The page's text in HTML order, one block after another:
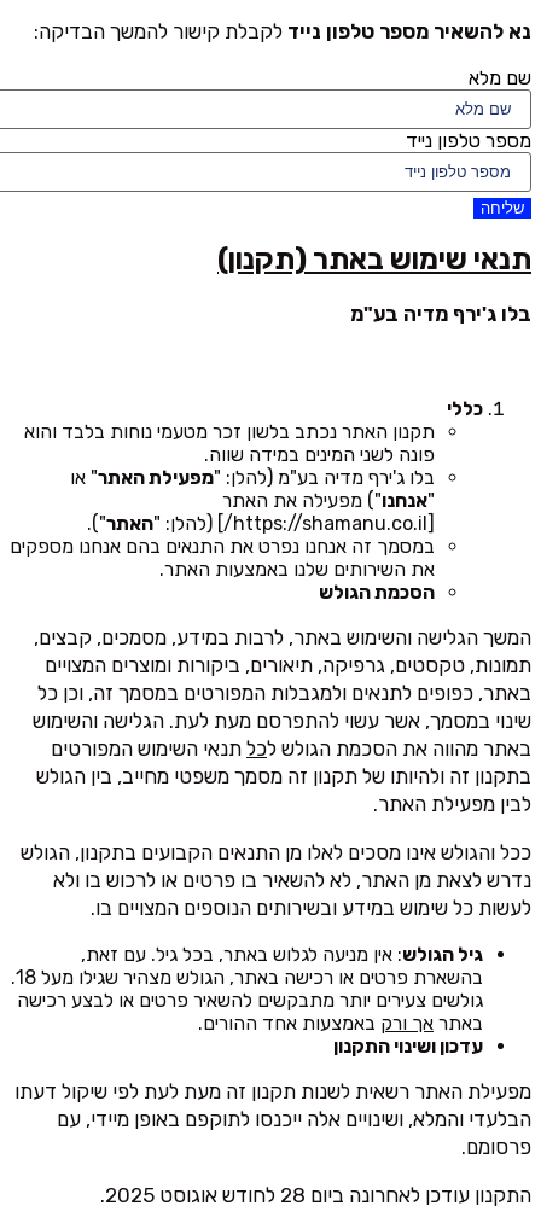
נא להשאיר מספר טלפון נייד לקבלת קישור להמשך הבדיקה:
שם מלא
מספר טלפון נייד
שליחה
תנאי שימוש באתר (תקנון)
בלו ג'ירף מדיה בע"מ
כללי
תקנון האתר נכתב בלשון זכר מטעמי נוחות בלבד והוא
פונה לשני המינים במידה שווה.
בלו ג'ירף מדיה בע"מ (להלן: "מפעילת האתר" או
"אנחנו") מפעילה את האתר
האתר").
במסמך זה אנחנו נפרט את התנאים בהם אנחנו מספקים
את השירותים שלנו באמצעות האתר.
הסכמת הגולש
המשך הגלישה והשימוש באתר, לרבות במידע, מסמכים, קבצים,
תמונות, טקסטים, גרפיקה, תיאורים, ביקורות ומוצרים המצויים
באתר, כפופים לתנאים ולמגבלות המפורטים במסמך זה, וכן כל
שינוי במסמך, אשר עשוי להתפרסם מעת לעת. הגלישה והשימוש
באתר מהווה את הסכמת הגולש לכל תנאי השימוש המפורטים
בתקנון זה ולהיותו של תקנון זה מסמך משפטי מחייב, בין הגולש
לבין מפעילת האתר.
ככל והגולש אינו מסכים לאלו מן התנאים הקבועים בתקנון, הגולש
נדרש לצאת מן האתר, לא להשאיר בו פרטים או לרכוש בו ולא
לעשות כל שימוש במידע ובשירותים הנוספים המצויים בו.
גיל הגולש: אין מניעה לגלוש באתר, בכל גיל. עם זאת,
בהשארת פרטים או רכישה באתר, הגולש מצהיר שגילו מעל 18.
גולשים צעירים יותר מתבקשים להשאיר פרטים או לבצע רכישה
באתר אך ורק באמצעות אחד ההורים.
עדכון ושינוי התקנון
מפעילת האתר רשאית לשנות תקנון זה מעת לעת לפי שיקול דעתו
הבלעדי והמלא, ושינויים אלה ייכנסו לתוקפם באופן מיידי, עם
פרסומם.
התקנון עודכן לאחרונה ביום 28 לחודש אוגוסט 2025.